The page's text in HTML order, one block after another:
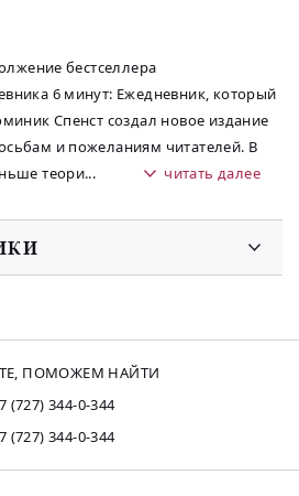
бестселлера
6 минут: Ежедневник, который
Спенст создал новое издание
и пожеланиям читателей. В
теори... читать далее
ПОМОЖЕМ НАЙТИ
(727) 344-0-344
(727) 344-0-344